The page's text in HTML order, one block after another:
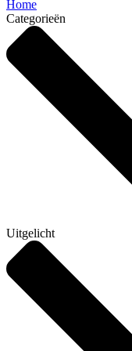
Home
Categorieën
Uitgelicht